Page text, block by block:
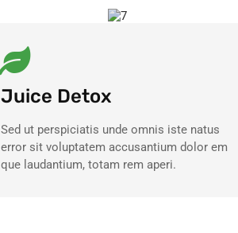
Juice Detox
Sed ut perspiciatis unde omnis iste natus
error sit voluptatem accusantium dolor em
que laudantium, totam rem aperi.